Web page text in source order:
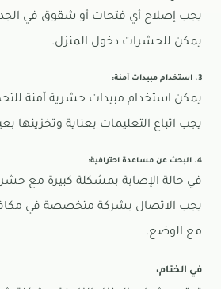
يجب إصلاح أي فتحات أو شقوق في
يمكن للحشرات دخول المنزل.
3. استخدام مبيدات آمنة:
يمكن استخدام مبيدات حشرية آمنة
يجب اتباع التعليمات بعناية وتخزينها
4. البحث عن مساعدة احترافية:
في حالة الإصابة بمشكلة كبيرة مع
يجب الاتصال بشركة متخصصة في
مع الوضع.
في الختام،